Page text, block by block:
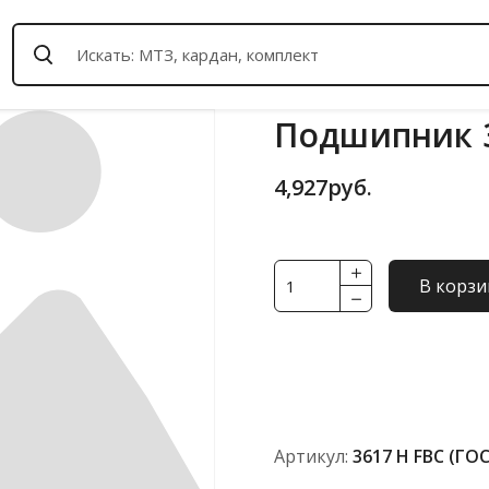
Подшипник
4,927руб.
Количество
товара
В
Артикул: 3617 Н FBC